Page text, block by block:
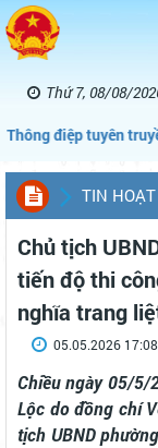
Thứ 7, 08/08/
tuyên truyền
TIN
Chủ tịch
tiến độ thi
nghĩa trang
05.05.2026 17:08
Chiều ngày 05/5/
Lộc do đồng chí
tịch UBND